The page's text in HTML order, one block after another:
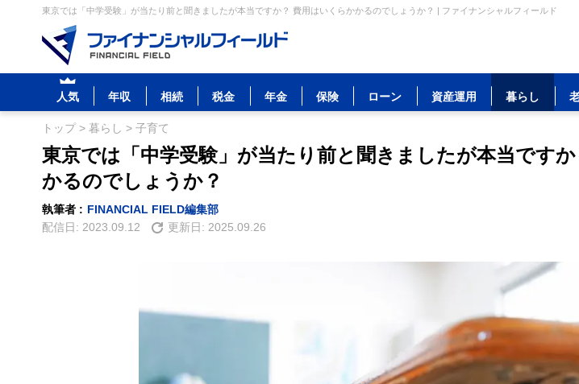
東京では「中学受験」が当たり前と聞きましたが本当ですか？ 費用はいくらかかるのでしょうか？ | ファイナンシャルフィールド
人気 年収 相続 税金 年金 保険 ローン 資産運用 暮らし
トップ> 暮らし > 子育て
東京では「中学受験」が当たり前と聞きましたが本当です
かるのでしょうか？
執筆者 : FINANCIAL FIELD編集部
配信日: 2023.09.12 更新日: 2025.09.26